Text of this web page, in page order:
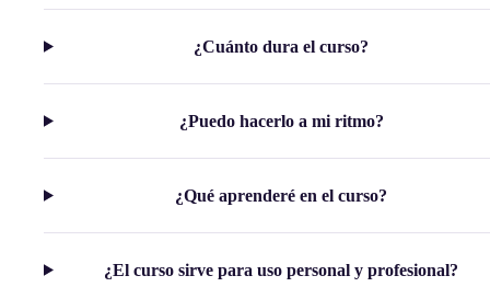
¿Cuánto dura el curso?
¿Puedo hacerlo a mi ritmo?
¿Qué aprenderé en el curso?
¿El curso sirve para uso personal y profesional?